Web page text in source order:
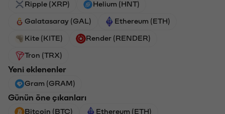
Ripple (XRP) Helium (HNT)
Galatasaray (GAL) Ethereum (ETH)
Kite (KITE) Render (RENDER)
Tron (TRX)
Yeni eklenenler
Gram (GRAM)
Günün öne çıkanları
Bitcoin (BTC) Ethereum (ETH)